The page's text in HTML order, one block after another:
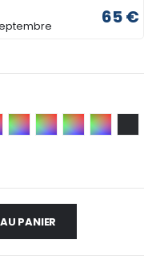
65 €
PANIER